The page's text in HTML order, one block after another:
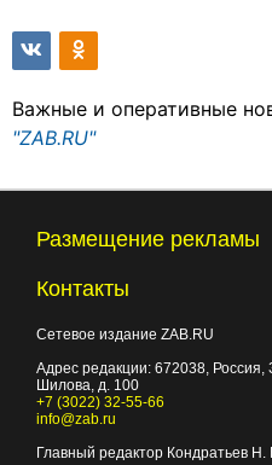
Важные и оперативные
"ZAB.RU"
Размещение рекламы
Контакты
Сетевое издание ZAB.RU
Адрес редакции: 672038 ,
Шилова, д. 100
+7 (3022) 32-55-66
info@zab.ru
Главный редактор Кондратьев Н.